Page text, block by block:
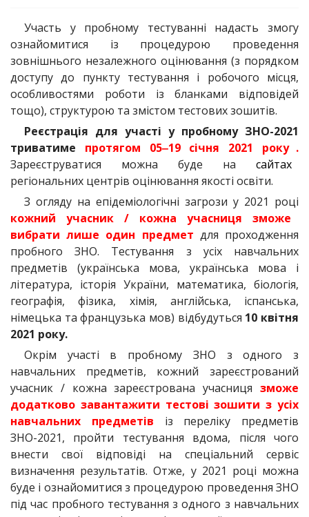
Участь у пробному тестуванні надасть змогу
ознайомитися із процедурою проведення
зовнішнього незалежного оцінювання (з порядком
доступу до пункту тестування і робочого місця,
особливостями роботи із бланками відповідей
тощо), структурою та змістом тестових зошитів.
Реєстрація для участі у пробному ЗНО-2021
триватиме
протягом 05‒19 січня 2021 року .
Зареєструватися можна буде на сайтах
регіональних центрів оцінювання якості освіти.
З огляду на епідеміологічні загрози у 2021 році
кожний учасник / кожна учасниця зможе
вибрати лише один предмет для проходження
пробного ЗНО. Тестування з усіх навчальних
предметів (українська мова, українська мова і
література, історія України, математика, біологія,
географія, фізика, хімія, англійська, іспанська,
німецька та французька мов) відбудуться 10 квітня
2021 року.
Окрім участі в пробному ЗНО з одного з
навчальних предметів, кожний зареєстрований
учасник / кожна зареєстрована учасниця зможе
додатково завантажити тестові зошити з усіх
навчальних предметів із переліку предметів
ЗНО-2021, пройти тестування вдома, після чого
внести свої відповіді на спеціальний сервіс
визначення результатів. Отже, у 2021 році можна
буде і ознайомитися з процедурою проведення ЗНО
під час пробного тестування з одного з навчальних